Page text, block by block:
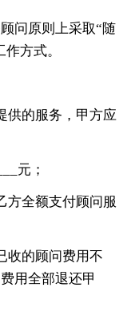
问原则上采取“随
方式。
供的服务，甲方应
元；
方全额支付顾问服
收的顾问费用不
用全部退还甲